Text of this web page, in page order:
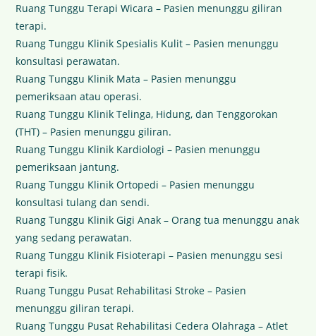
Ruang Tunggu Terapi Wicara – Pasien menunggu giliran
terapi.
Ruang Tunggu Klinik Spesialis Kulit – Pasien menunggu
konsultasi perawatan.
Ruang Tunggu Klinik Mata – Pasien menunggu
pemeriksaan atau operasi.
Ruang Tunggu Klinik Telinga, Hidung, dan Tenggorokan
(THT) – Pasien menunggu giliran.
Ruang Tunggu Klinik Kardiologi – Pasien menunggu
pemeriksaan jantung.
Ruang Tunggu Klinik Ortopedi – Pasien menunggu
konsultasi tulang dan sendi.
Ruang Tunggu Klinik Gigi Anak – Orang tua menunggu anak
yang sedang perawatan.
Ruang Tunggu Klinik Fisioterapi – Pasien menunggu sesi
terapi fisik.
Ruang Tunggu Pusat Rehabilitasi Stroke – Pasien
menunggu giliran terapi.
Ruang Tunggu Pusat Rehabilitasi Cedera Olahraga – Atlet